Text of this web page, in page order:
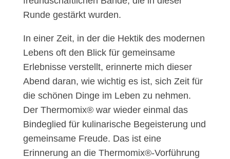
Runde gestärkt wurden.
In einer Zeit, in der die Hektik des modernen
Lebens oft den Blick für gemeinsame
Erlebnisse verstellt, erinnerte mich dieser
Abend daran, wie wichtig es ist, sich Zeit für
die schönen Dinge im Leben zu nehmen.
Der Thermomix® war wieder einmal das
Bindeglied für kulinarische Begeisterung und
gemeinsame Freude. Das ist eine
Erinnerung an die Thermomix®-Vorführung